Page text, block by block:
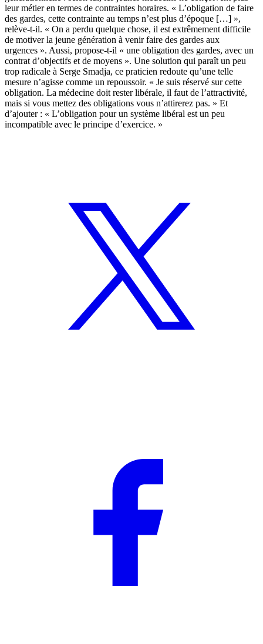
leur métier en termes de contraintes horaires. « L’obligation de faire
des gardes, cette contrainte au temps n’est plus d’époque […] »,
relève-t-il. « On a perdu quelque chose, il est extrêmement difficile
de motiver la jeune génération à venir faire des gardes aux
urgences ». Aussi, propose-t-il « une obligation des gardes, avec un
contrat d’objectifs et de moyens ». Une solution qui paraît un peu
trop radicale à Serge Smadja, ce praticien redoute qu’une telle
mesure n’agisse comme un repoussoir. « Je suis réservé sur cette
obligation. La médecine doit rester libérale, il faut de l’attractivité,
mais si vous mettez des obligations vous n’attirerez pas. » Et
d’ajouter : « L’obligation pour un système libéral est un peu
incompatible avec le principe d’exercice. »